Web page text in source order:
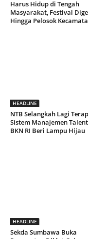
Harus Hidup di Tengah
Masyarakat, Festival
Hingga Pelosok
HEADLINE
NTB Selangkah Lagi
Sistem Manajemen
BKN RI Beri Lampu Hijau
HEADLINE
Sekda Sumbawa Buka